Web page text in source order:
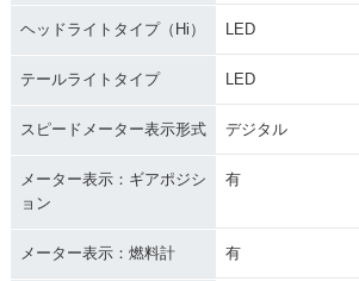
ヘッドライトタイプ（Hi） LED
テールライトタイプ LED
スピードメーター表示形式 デジタル
メーター表示：ギアポジシ
ョン
有
メーター表示：燃料計 有